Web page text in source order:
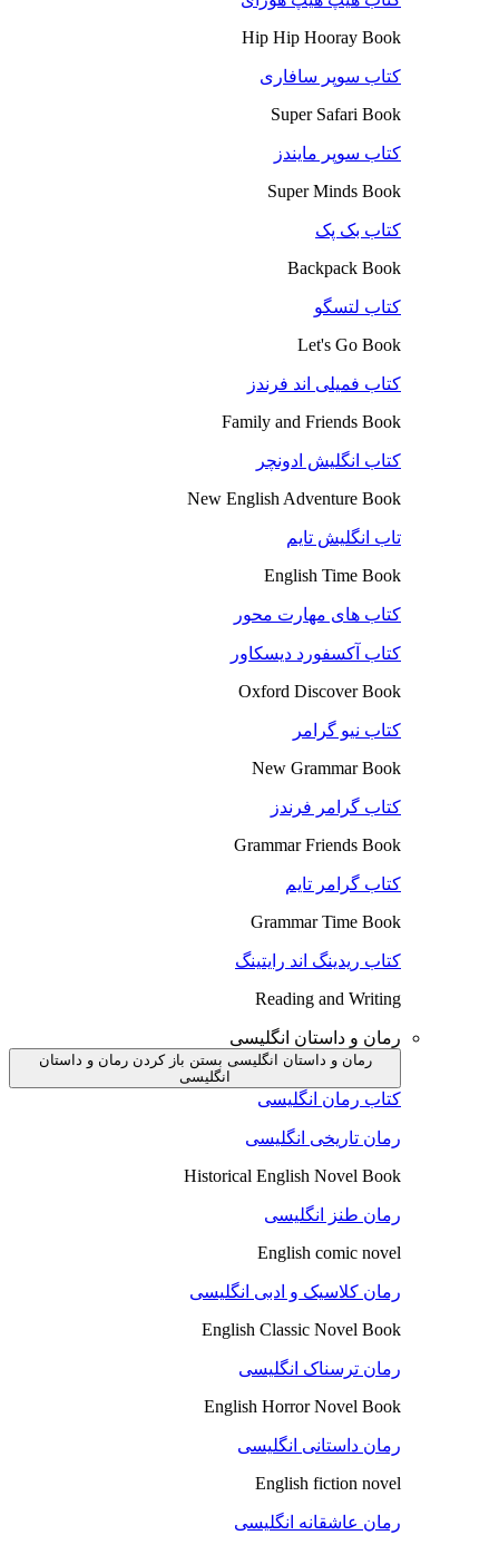
Hip Hip Hooray Book
کتاب سوپر سافاری
Super Safari Book
کتاب سوپر مایندز
Super Minds Book
کتاب بک پک
Backpack Book
کتاب لتسگو
Let's Go Book
کتاب فمیلی اند فرندز
Family and Friends Book
کتاب انگلیش ادونچر
New English Adventure Book
تاب انگلیش تایم
English Time Book
کتاب های مهارت محور
کتاب آکسفورد دیسکاور
Oxford Discover Book
کتاب نیو گرامر
New Grammar Book
کتاب گرامر فرندز
Grammar Friends Book
کتاب گرامر تایم
Grammar Time Book
کتاب ریدینگ اند رایتینگ
Reading and Writing
رمان و داستان انگلیسی
رمان و داستان انگلیسی بستن باز کردن رمان و داستان
انگلیسی
کتاب رمان انگلیسی
رمان تاریخی انگلیسی
Historical English Novel Book
رمان طنز انگلیسی
English comic novel
رمان کلاسیک و ادبی انگلیسی
English Classic Novel Book
رمان ترسناک انگلیسی
English Horror Novel Book
رمان داستانی انگلیسی
English fiction novel
رمان عاشقانه انگلیسی